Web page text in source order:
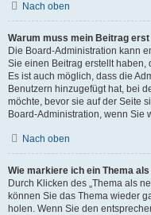
Nach oben
Warum muss mein Beitrag
Die Board-Administration kann
Sie einen Beitrag erstellt haben,
Es ist auch möglich, dass die
Benutzern hinzugefügt hat, bei
möchte, bevor sie auf der Seite
Board-Administration, wenn Sie
Nach oben
Wie markiere ich ein Thema als
Durch Klicken des „Thema als
können Sie das Thema wieder
holen. Wenn Sie den